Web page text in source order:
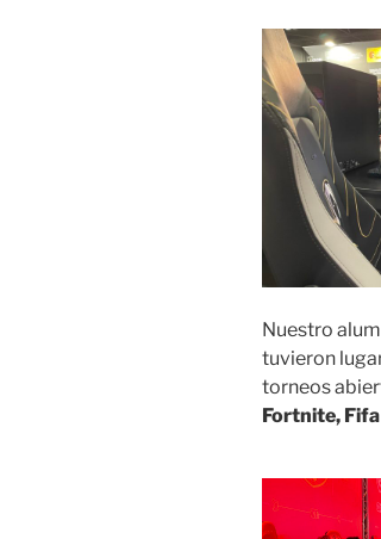
Nuestro
tuvieron
torneos
Fortnite, Fifa